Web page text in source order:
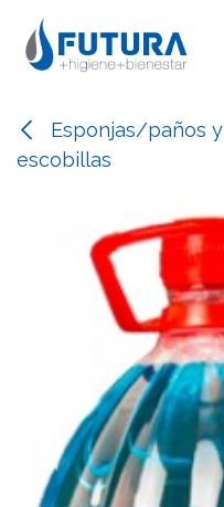
Ir al contenido
Esponjas/paños y
escobillas